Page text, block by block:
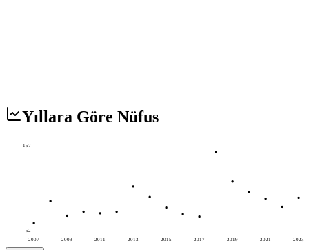
Yıllara Göre Nüfus
2007 2009 2011 2013 2015 2017 2019 2021 2023
157
52